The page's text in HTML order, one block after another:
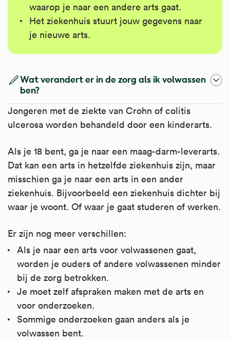
waarop je naar een andere arts gaat.
Het ziekenhuis stuurt jouw gegevens naar
je nieuwe arts.
Wat verandert er in de zorg als ik volwassen
ben?
Jongeren met de ziekte van Crohn of colitis
ulcerosa worden behandeld door een kinderarts.
Als je 18 bent, ga je naar een maag-darm-leverarts.
Dat kan een arts in hetzelfde ziekenhuis zijn, maar
misschien ga je naar een arts in een ander
ziekenhuis. Bijvoorbeeld een ziekenhuis dichter bij
waar je woont. Of waar je gaat studeren of werken.
Er zijn nog meer verschillen:
Als je naar een arts voor volwassenen gaat,
worden je ouders of andere volwassenen minder
bij de zorg betrokken.
Je moet zelf afspraken maken met de arts en
voor onderzoeken.
Sommige onderzoeken gaan anders als je
volwassen bent.